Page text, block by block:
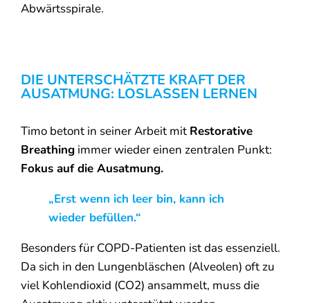
Abwärtsspirale.
DIE UNTERSCHÄTZTE KRAFT DER
AUSATMUNG: LOSLASSEN LERNEN
Timo betont in seiner Arbeit mit Restorative
Breathing immer wieder einen zentralen Punkt:
Fokus auf die Ausatmung.
„Erst wenn ich leer bin, kann ich
wieder befüllen.“
Besonders für COPD-Patienten ist das essenziell.
Da sich in den Lungenbläschen (Alveolen) oft zu
viel Kohlendioxid (CO2) ansammelt, muss die